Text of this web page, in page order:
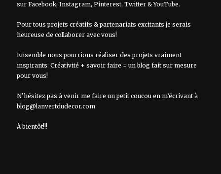
sur Facebook, Instagram, Pinterest, Twitter&YouTube.
Pour tous projets créatifs & partenariats excitants je serais
heureuse de collaborer avec vous!
Ensemble nous pourrions réaliser des projets vraiment
inspirants: Créativité + savoir faire = un blog fait sur mesure
pour vous!
N’hésitez pas à venir me faire un petit coucou en m’écrivant à
blog@lanvertdudecor.com
À bientôt!!!